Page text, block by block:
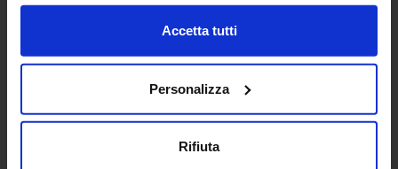
Accetta tutti
Personalizza
Rifiuta
Progetto e direzione